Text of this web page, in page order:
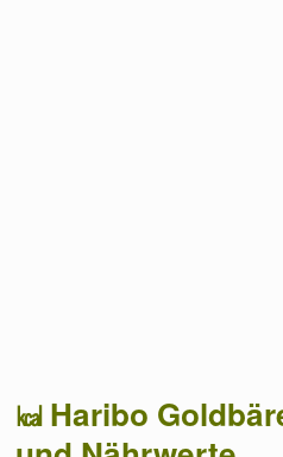
Haribo